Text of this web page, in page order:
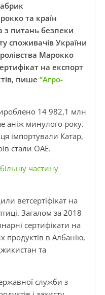
та країн
з питань безпеки
споживачів України
Марокко
на експорт
пише “Агро-
14 982,1 млн
аніж минулого року.
імпортували Катар,
стали ОАЕ.
частину
ветсертіфікатна
Загалом за 2018
сертифікати на
продуктів в Албанію,
та
служби з